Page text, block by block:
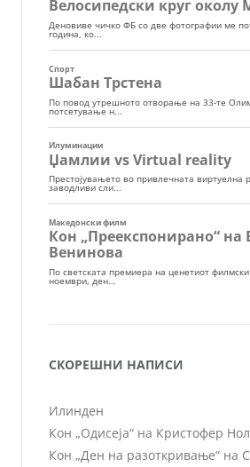
СКОРЕШНИ НАПИСИ
Илинден
Кон „Одисеја“ на Кристофер
Кон „Ден на разоткривање“ на